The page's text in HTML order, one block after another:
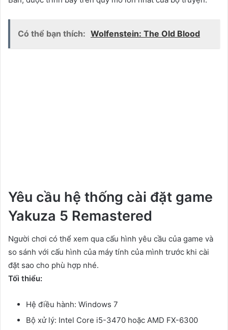
Có thể bạn thích: Wolfenstein: The Old Blood
Yêu cầu hệ thống cài đặt game
Yakuza 5 Remastered
Người chơi có thể xem qua cấu hình yêu cầu của game và
so sánh với cấu hình của máy tính của mình trước khi cài
đặt sao cho phù hợp nhé.
Tối thiểu:
Hệ điều hành: Windows 7
Bộ xử lý: Intel Core i5-3470 hoặc AMD FX-6300